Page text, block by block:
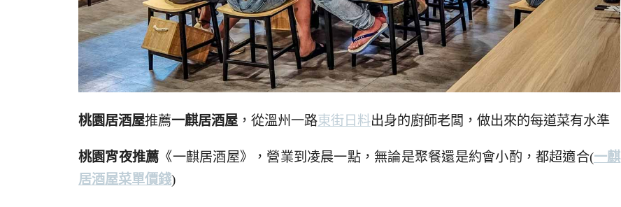
桃園居酒屋推薦一麒居酒屋 ，從溫州一路東街日料出身的廚師老闆，做出來的每道菜有水準
桃園宵夜推薦 《一麒居酒屋》，營業到凌晨一點，無論是聚餐還是約會小酌，都超適合(一麒
居酒屋菜單價錢)